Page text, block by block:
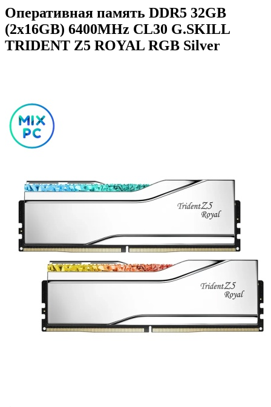
Оперативная память DDR5 32GB
(2x16GB) 6400MHz CL30 G.SKILL
TRIDENT Z5 ROYAL RGB Silver